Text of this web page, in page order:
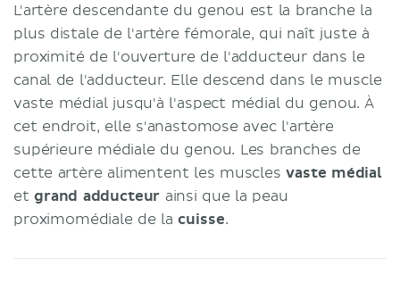
L'artère descendante du genou est la branche la
plus distale de l'artère fémorale, qui naît juste à
proximité de l'ouverture de l'adducteur dans le
canal de l'adducteur. Elle descend dans le muscle
vaste médial jusqu'à l'aspect médial du genou. À
cet endroit, elle s'anastomose avec l'artère
supérieure médiale du genou. Les branches de
cette artère alimentent les musclesvaste médial
etgrand adducteur ainsi que la peau
proximomédiale de lacuisse.